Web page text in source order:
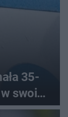
35-
swoim